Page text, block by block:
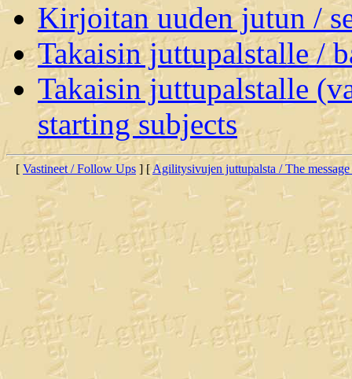
Kirjoitan uuden jutun /
Takaisin juttupalstalle /
Takaisin juttupalstalle
starting subjects
[ Vastineet / Follow Ups ] [Agilitysivujen juttupalsta / The